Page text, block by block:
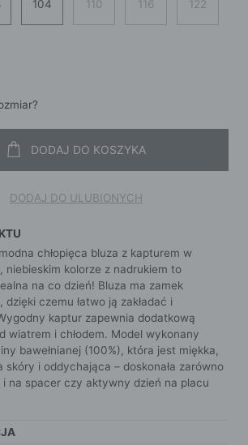
104 110 116 122
DODAJ DO KOSZYKA
DODAJ DO ULUBIONYCH
chłopięca bluza z kapturem w
niebieskim kolorze z nadrukiem to
na co dzień! Bluza ma zamek
dzięki czemu łatwo ją zakładać i
kaptur zapewnia dodatkową
wiatrem i chłodem. Model wykonany
bawełnianej (100%), która jest miękka,
skóry i oddychająca – doskonała zarówno
i na spacer czy aktywny dzień na placu